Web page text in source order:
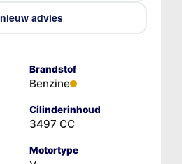
nieuw advies
Brandstof
Benzine
Cilinderinhoud
3497 CC
Motortype